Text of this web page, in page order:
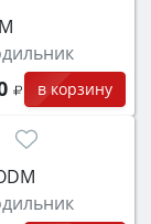
в корзину